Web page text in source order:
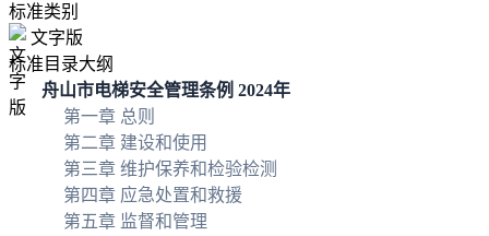
标准类别
文字版
标准目录大纲
舟山市电梯安全管理条例 2024年
第一章 总则
第二章 建设和使用
第三章 维护保养和检验检测
第四章 应急处置和救援
第五章 监督和管理